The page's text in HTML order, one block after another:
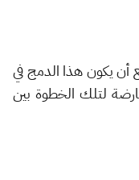
يكون هذا الدمج في
معارضة لتلك الخطوة بين